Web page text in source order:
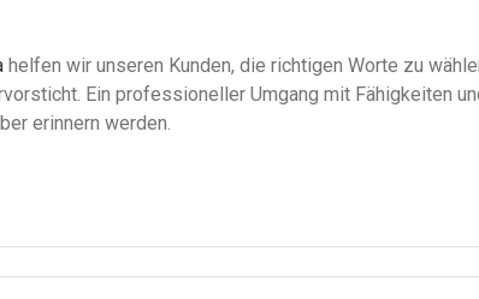
helfen wir unseren Kunden, die richtigen Worte zu
Ein professioneller Umgang mit Fähigkeiten
erinnern werden.